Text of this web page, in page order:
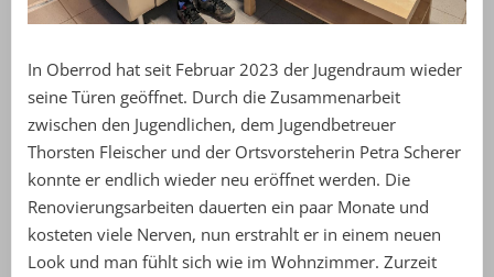
In Oberrod hat seit Februar 2023 der Jugendraum wieder
seine Türen geöffnet. Durch die Zusammenarbeit
zwischen den Jugendlichen, dem Jugendbetreuer
Thorsten Fleischer und der Ortsvorsteherin Petra Scherer
konnte er endlich wieder neu eröffnet werden. Die
Renovierungsarbeiten dauerten ein paar Monate und
kosteten viele Nerven, nun erstrahlt er in einem neuen
Look und man fühlt sich wie im Wohnzimmer. Zurzeit